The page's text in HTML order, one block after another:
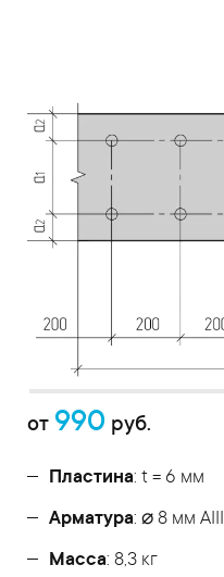
от 990 руб.
Пластина: t = 6 мм
Арматура: ⌀ 8 мм АIII
Масса: 8,3 кг